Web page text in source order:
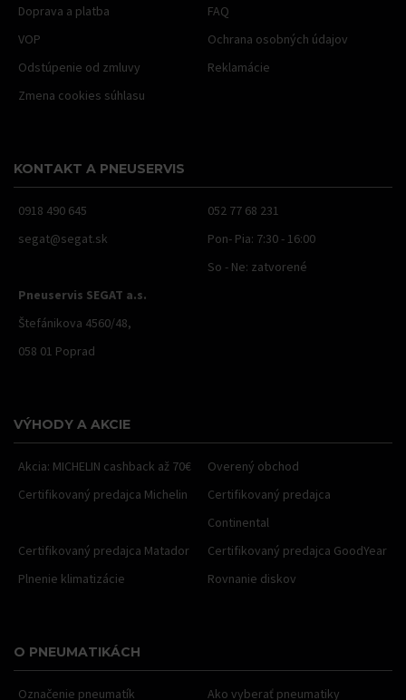
Doprava a platba
FAQ
VOP
Ochrana osobných údajov
Odstúpenie od zmluvy
Reklamácie
Zmena cookies súhlasu
KONTAKT A PNEUSERVIS
0918 490 645
052 77 68 231
segat@segat.sk
Pon- Pia: 7:30 - 16:00
So - Ne: zatvorené
Pneuservis SEGAT a.s.
Štefánikova 4560/48,
058 01 Poprad
VÝHODY A AKCIE
Akcia: MICHELIN cashback až 70€
Overený obchod
Certifikovaný predajca Michelin
Certifikovaný predajca
Continental
Certifikovaný predajca Matador
Certifikovaný predajca GoodYear
Plnenie klimatizácie
Rovnanie diskov
O PNEUMATIKÁCH
Označenie pneumatík Ako vyberať pneumatiky